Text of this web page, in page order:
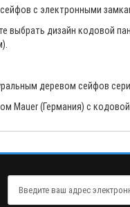
с электронными
выбрать дизайн кодовой
деревом сейфов
Mauer (Германия) с